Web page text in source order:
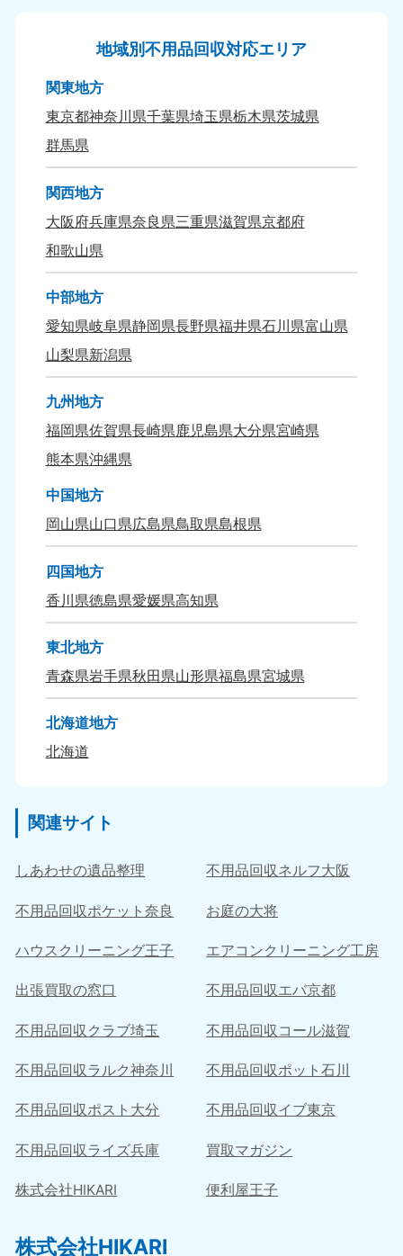
050-1880-9893
9:00〜19:00 年中無休 9:00〜19:00 年中無休
熊本県
050-1880-9892
9:00〜19:00 年中無休
050-1880-9887
地域別不用品回収対応エリア
関東地方
東京都神奈川県千葉県埼玉県栃木県茨城県
群馬県
関西地方
大阪府兵庫県奈良県三重県滋賀県京都府
和歌山県
中部地方
愛知県岐阜県静岡県長野県福井県石川県富山県
山梨県新潟県
九州地方
福岡県佐賀県長崎県鹿児島県大分県宮崎県
熊本県沖縄県
中国地方
岡山県山口県広島県鳥取県島根県
四国地方
香川県徳島県愛媛県高知県
東北地方
青森県岩手県秋田県山形県福島県宮城県
北海道地方
北海道
関連サイト
しあわせの遺品整理 不用品回収ネルフ大阪
不用品回収ポケット奈良 お庭の大将
ハウスクリーニング王子 エアコンクリーニング工房
出張買取の窓口 不用品回収エバ京都
不用品回収クラブ埼玉 不用品回収コール滋賀
不用品回収ラルク神奈川 不用品回収ポット石川
不用品回収ポスト大分 不用品回収イブ東京
不用品回収ライズ兵庫 買取マガジン
株式会社HIKARI 便利屋王子
株式会社HIKARI